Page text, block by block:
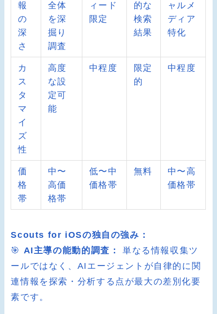
報
の
深
さ
全体
を深
掘り
調査
ィード
限定
的な
検索
結果
ャルメ
ディア
特化
カ
ス
タ
マ
イ
ズ
性
高度
な設
定可
能
中程度
限定
的
中程度
価
格
帯
中〜
高価
格帯
低〜中
価格帯
無料
中〜高
価格帯
Scouts for iOSの独自の強み：
🎯 AI主導の能動的調査：
単なる情報収集ツ
ールではなく、AIエージェントが自律的に関
連情報を探索・分析する点が最大の差別化要
素です。